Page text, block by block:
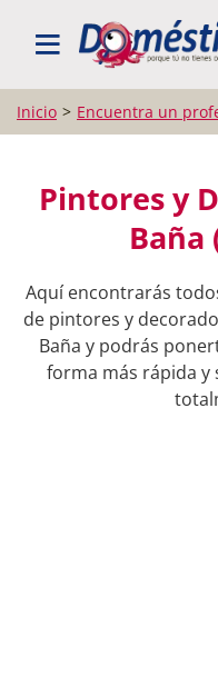
BUSCAR
Inicio Encuentra un
Pintores y
Baña
Aquí encontrarás
de pintores y
Baña y podrás
forma más rápida y